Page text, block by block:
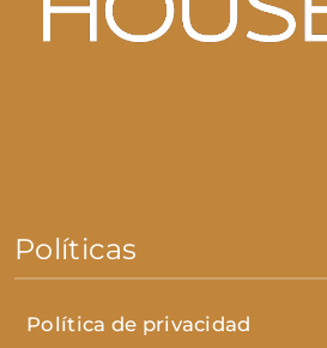
Políticas
Política de privacidad